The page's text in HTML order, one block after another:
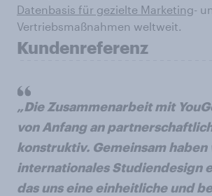
Datenbasis für gezielte Marketing-
Vertriebsmaßnahmen weltweit.
Kundenreferenz
„Die Zusammenarbeit mit
von Anfang an
konstruktiv. Gemeinsam haben
internationales Studiendesign
das uns eine einheitliche und